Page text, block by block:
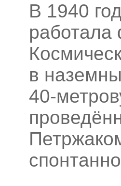
В 1940
работала
в
40-